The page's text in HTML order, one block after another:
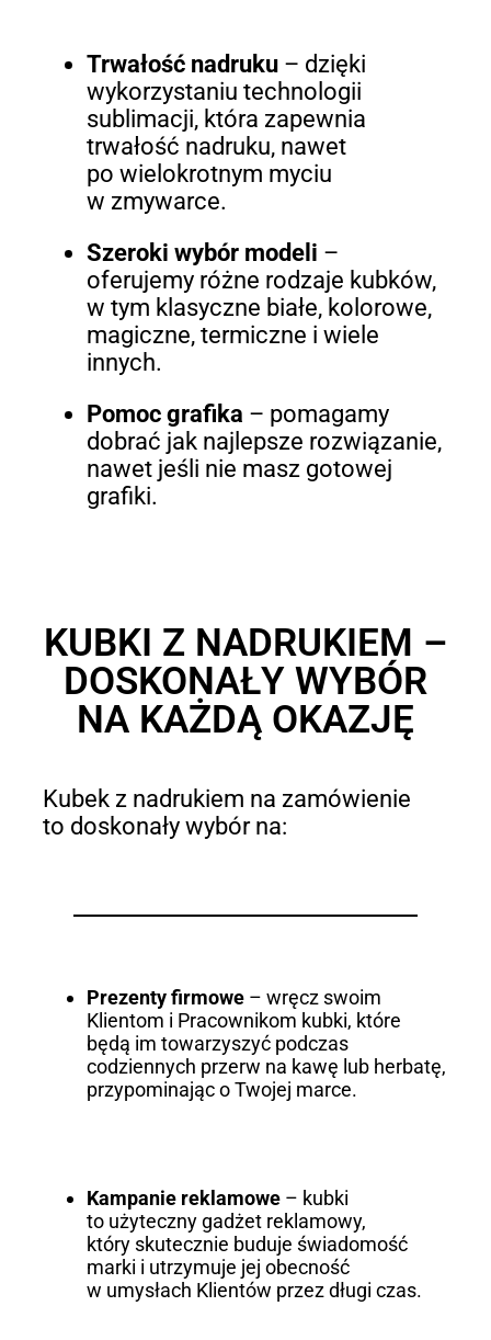
Trwałość nadruku– dzięki
wykorzystaniu technologii
sublimacji, która zapewnia
trwałość nadruku, nawet
po wielokrotnym myciu
w zmywarce.
Szeroki wybór modeli –
oferujemy różne rodzaje kubków,
w tym klasyczne białe, kolorowe,
magiczne, termiczne i wiele
innych.
Pomoc grafika – pomagamy
dobrać jak najlepsze rozwiązanie,
nawet jeśli nie masz gotowej
grafiki.
KUBKI Z NADRUKIEM –
DOSKONAŁY WYBÓR
NA KAŻDĄ OKAZJĘ
Kubek z nadrukiem na zamówienie
to doskonały wybór na:
Prezenty firmowe– wręcz swoim
Klientom i Pracownikom kubki, które
będą im towarzyszyć podczas
codziennych przerw na kawę lub herbatę,
przypominając o Twojej marce.
Kampanie reklamowe– kubki
to użyteczny gadżet reklamowy,
który skutecznie buduje świadomość
marki i utrzymuje jej obecność
w umysłach Klientów przez długi czas.